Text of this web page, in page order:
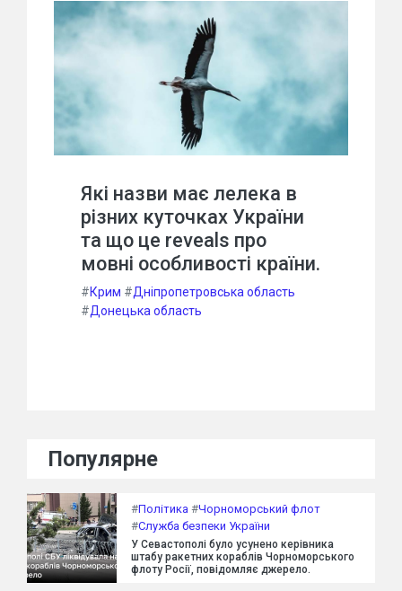
Які назви має лелека в
різних куточках України
та що це reveals про
мовні особливості країни.
#Крим #Дніпропетровська область
#Донецька область
Популярне
#Політика #Чорноморський флот
#Служба безпеки України
У Севастополі було усунено керівника
штабу ракетних кораблів Чорноморського
флоту Росії, повідомляє джерело.